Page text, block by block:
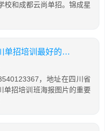
校和成都云尚单招。锦成星
四川单招培训班海报图片，四川单招培训最好的学校
，地址在四川省
单招培训班海报图片的重要